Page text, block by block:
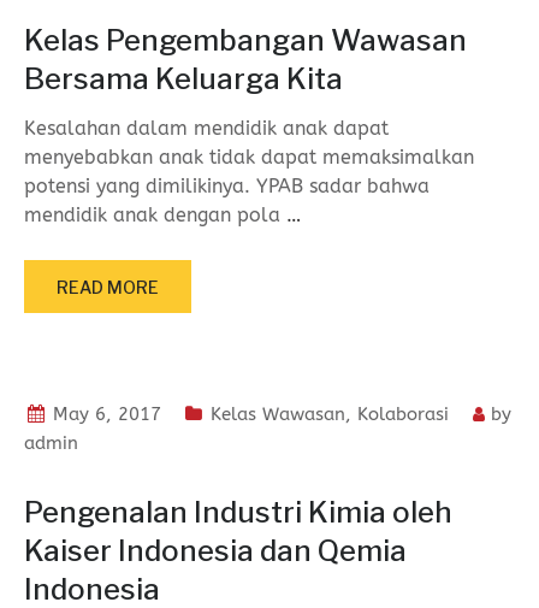
Kelas Pengembangan Wawasan
Bersama Keluarga Kita
Kesalahan dalam mendidik anak dapat
menyebabkan anak tidak dapat memaksimalkan
potensi yang dimilikinya. YPAB sadar bahwa
mendidik anak dengan pola …
READ MORE
May 6, 2017 Kelas Wawasan, Kolaborasi
by
admin
Pengenalan Industri Kimia oleh
Kaiser Indonesia dan Qemia
Indonesia